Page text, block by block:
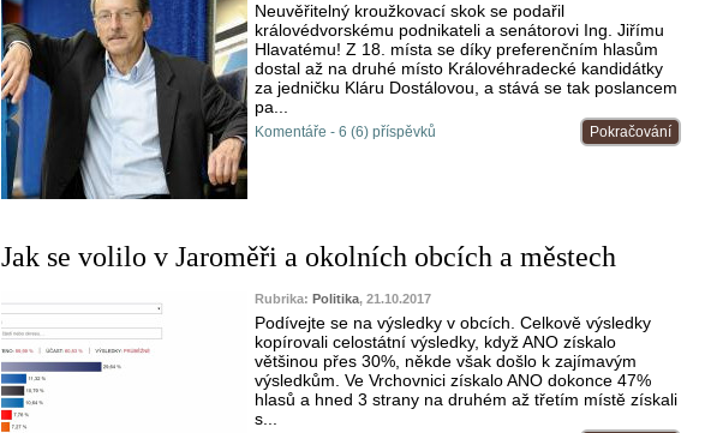
Neuvěřitelný kroužkovací skok se podařil
královédvorskému podnikateli a senátorovi Ing. Jiřímu
Hlavatému! Z 18. místa se díky preferenčním hlasům
dostal až na druhé místo Královéhradecké kandidátky
za jedničku Kláru Dostálovou, a stává se tak poslancem
pa...
Pokračování
Komentáře - 6 (6) příspěvků
Jak se volilo v Jaroměři a okolních obcích a městech
Rubrika: Politika, 21.10.2017
Podívejte se na výsledky v obcích. Celkově výsledky
kopírovali celostátní výsledky, když ANO získalo
většinou přes 30%, někde však došlo k zajímavým
výsledkům. Ve Vrchovnici získalo ANO dokonce 47%
hlasů a hned 3 strany na druhém až třetím místě získali
s...